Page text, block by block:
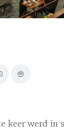
keer werd in